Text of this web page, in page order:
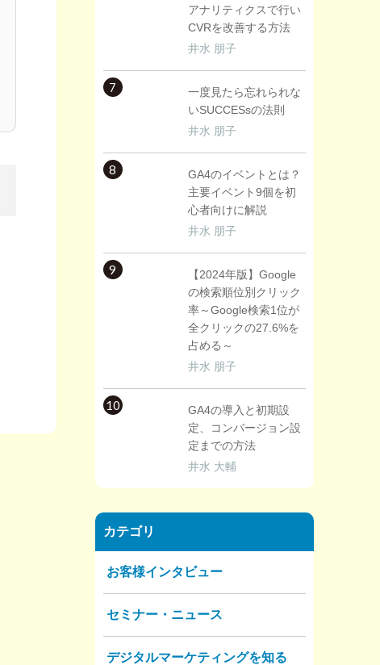
アナリティクスで行い
CVRを改善する方法
井水 朋子
7
一度見たら忘れられな
いSUCCESsの法則
井水 朋子
8
GA4のイベントとは？
主要イベント9個を初
心者向けに解説
井水 朋子
9
【2024年版】Google
の検索順位別クリック
率～Google検索1位が
全クリックの27.6%を
占める～
井水 朋子
10
GA4の導入と初期設
定、コンバージョン設
定までの方法
井水 大輔
カテゴリ
お客様インタビュー
セミナー・ニュース
デジタルマーケティングを知る